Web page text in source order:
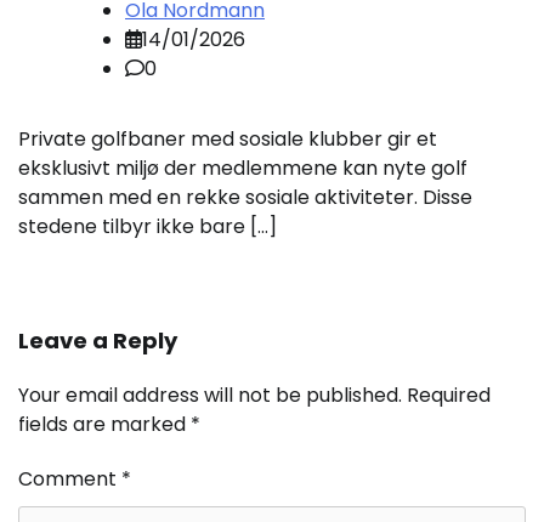
Ola Nordmann
14/01/2026
0
Private golfbaner med sosiale klubber gir et
eksklusivt miljø der medlemmene kan nyte golf
sammen med en rekke sosiale aktiviteter. Disse
stedene tilbyr ikke bare […]
Leave a Reply
Your email address will not be published. Required
fields are marked *
Comment *